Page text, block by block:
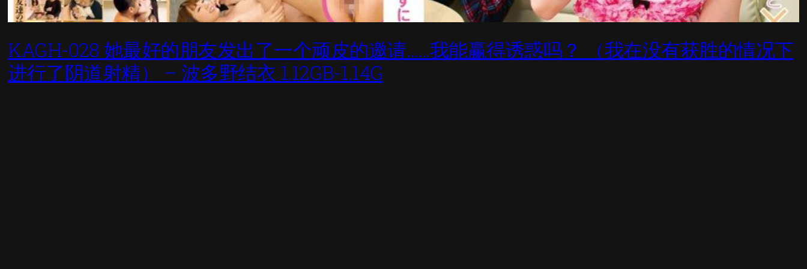
KAGH-028 她最好的朋友发出了一个顽皮的邀请……我能赢得诱惑吗？ （我在没有获胜的情况下
进行了阴道射精） – 波多野结衣 1.12GB-1.14G